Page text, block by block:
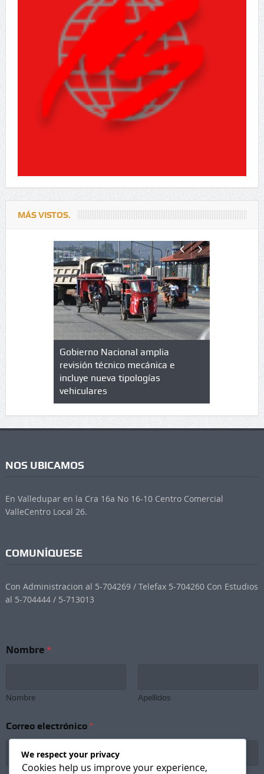
MÁS VISTOS.
de
en
Gobierno Nacional amplia
revisión técnico mecánica e
incluye nueva tipologías
vehiculares
NOS UBICAMOS
En Valledupar en la Cra 16a No 16-10 Centro Comercial
ValleCentro Local 26.
COMUNÍQUESE
Con Administracion al 5-704269 / Telefax 5-704260 Con Estudios
al 5-704444 / 5-713013
l
r
i
c
Nombre*
Nombre Apellidos
Correo electrónico *
We respect your privacy
Cookies help us improve your experience,